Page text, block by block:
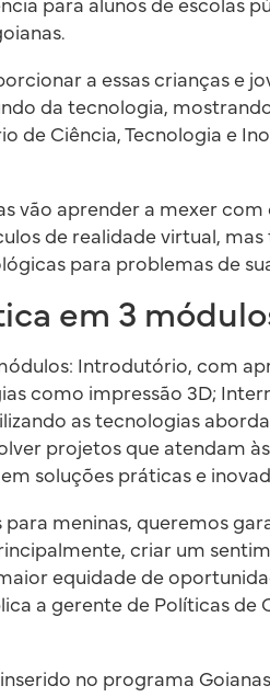
para alunos de escolas
a essas crianças e
da tecnologia,
de Ciência, Tecnologia e
vão aprender a mexer
de realidade virtual,
para problemas de
em 3
Introdutório, com
como impressão 3D;
as tecnologias
projetos que atendam
soluções práticas e
para meninas, queremos
criar um
equidade de
a gerente de Políticas de
no programa